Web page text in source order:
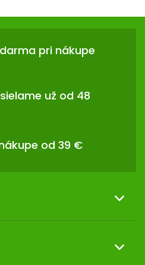
pri nákupe
už od 48
od 39 €